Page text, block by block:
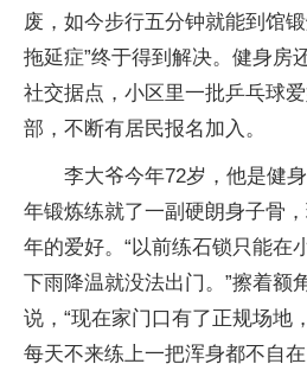
废，如今步行五分钟就能到馆
拖延症”终于得到解决。健身房
社交据点，小区里一批乒乓球
部，不断有居民报名加入。
李大爷今年72岁，他是健
年锻炼练就了一副硬朗身子骨
年的爱好。“以前练石锁只能在
下雨降温就没法出门。”擦着额
说，“现在家门口有了正规场地
每天不来练上一把浑身都不自在